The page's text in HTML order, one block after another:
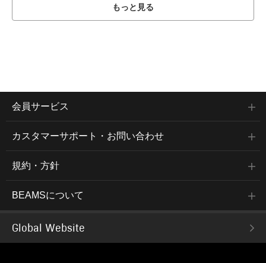
もっと見る
会員サービス
カスタマーサポート・お問い合わせ
規約・方針
BEAMSについて
Global Website